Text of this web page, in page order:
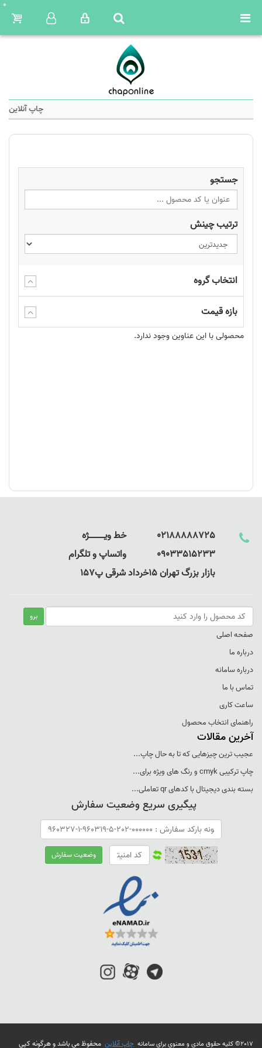
0
چاپ آنلاین:
جستجو
ترتیب چینش
انتخاب گروه
بازه قیمت
محصولی با این عناوین وجود ندارد.
02188888725 خط ویـــــــــــــژه
09033515233 واتساپ و تلگرام
بازار بزرگ تهران 15خرداد شرقی پ157
صفحه اصلی
درباره ما
درباره سامانه
تماس با ما
ساعت کاری
راهنمای انتخاب محصول
آخرین مقالات
عجيب ترين چيزهايی که تا به حال چاپ...
چاپ ترکيبی cmyk و رنگ های ويژه برای...
بسته بندی ديجيتال با کدهای qr تعاملی...
پیگیری سریع وضعیت سفارش
2017© کلیه حقوق مادی و معنوی برای سامانه چاپ آنلاین محفوظ می باشد و هرگونه کپی